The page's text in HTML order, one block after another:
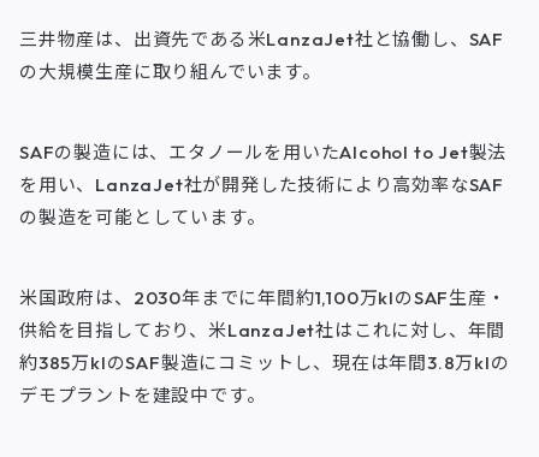
三井物産は、出資先である米LanzaJet社と協働し、SAF
の大規模生産に取り組んでいます。
SAFの製造には、エタノールを用いたAlcohol to Jet製法
を用い、LanzaJet社が開発した技術により高効率なSAF
の製造を可能としています。
米国政府は、2030年までに年間約1,100万klのSAF生産・
供給を目指しており、米LanzaJet社はこれに対し、年間
約385万klのSAF製造にコミットし、現在は年間3.8万klの
デモプラントを建設中です。